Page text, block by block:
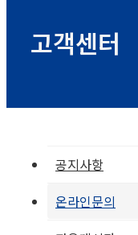
고객센터
공지사항
온라인문의